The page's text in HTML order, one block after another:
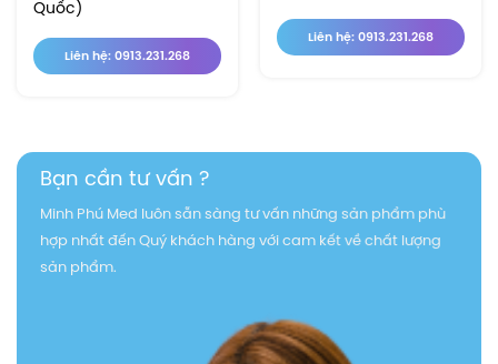
Quốc)
Liên hệ: 0913.231.268
Liên hệ: 0913.231.268
Bạn cần tư vấn ?
Minh Phú Med luôn sẵn sàng tư vấn những sản phẩm phù
hợp nhất đến Quý khách hàng với cam kết về chất lượng
sản phẩm.